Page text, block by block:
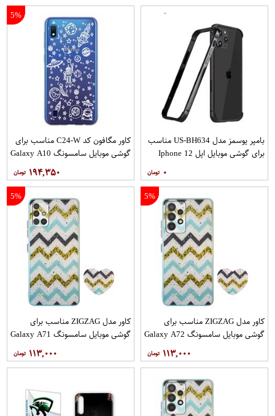
بامپر یوسمز مدل US-BH634 مناسب
برای گوشی موبایل اپل Iphone 12
۰
5%
کاور مگافون کد C24-W مناسب برای
گوشی موبایل سامسونگ Galaxy A10
۱۹۴,۳۵۰
5%
کاور مدل ZIGZAG مناسب برای
گوشی موبایل سامسونگ Galaxy A72
۱۱۳,۰۰۰
5%
کاور مدل ZIGZAG مناسب برای
گوشی موبایل سامسونگ Galaxy A71
۱۱۳,۰۰۰